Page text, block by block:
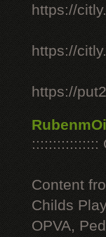
https://
https://
https://
::::::::::::::::
Content
Childs
OPVA,